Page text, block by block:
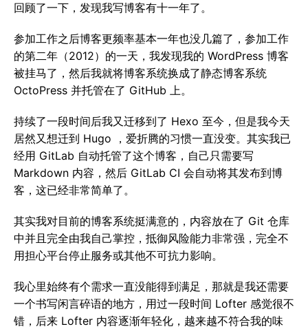
回顾了一下，发现我写博客有十一年了。
参加工作之后博客更频率基本一年也没几篇了，参加工作
的第二年（2012）的一天，我发现我的 WordPress 博客
被挂马了，然后我就将博客系统换成了静态博客系统
OctoPress 并托管在了 GitHub 上。
持续了一段时间后我又迁移到了 Hexo 至今，但是我今天
居然又想迁到 Hugo ，爱折腾的习惯一直没变。其实我已
经用 GitLab 自动托管了这个博客，自己只需要写
Markdown 内容，然后 GitLab CI 会自动将其发布到博
客，这已经非常简单了。
其实我对目前的博客系统挺满意的，内容放在了 Git 仓库
中并且完全由我自己掌控，抵御风险能力非常强，完全不
用担心平台停止服务或其他不可抗力影响。
我心里始终有个需求一直没能得到满足，那就是我还需要
一个书写闲言碎语的地方，用过一段时间 Lofter 感觉很不
错，后来 Lofter 内容逐渐年轻化，越来越不符合我的味